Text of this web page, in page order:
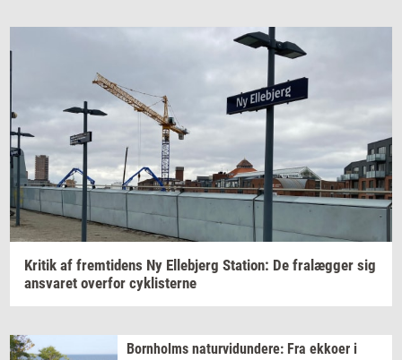
Kri­tik af frem­ti­dens Ny El­leb­jerg Sta­tion: De fralæg­ger sig
an­sva­ret over­for cyk­li­ster­ne
Born­holms na­tur­vi­dun­de­re: Fra ek­ko­er i